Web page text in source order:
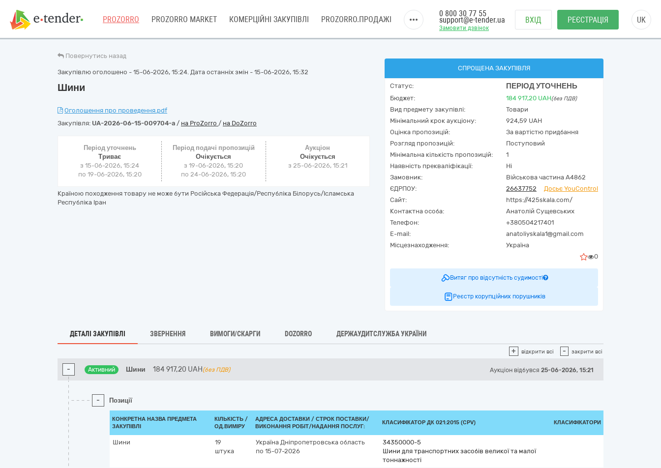
PROZORRO PROZORRO MARKET КОМЕРЦІЙНІ ЗАКУПІВЛІ PROZORRO.ПРОДАЖІ
Замовити дзвінок
0 800 30 77 55
support@e-tender.ua ВХІД РЕЄСТРАЦІЯ UK
Повернутись назад
Закупівлю оголошено - 15-06-2026, 15:24. Дата останніх змін - 15-06-2026, 15:32
Шини
Оголошення про проведення.pdf
Закупівля: UA-2026-06-15-009704-a / на ProZorro / на DoZorro
Період уточнень
Триває
з 15-06-2026, 15:24
по 19-06-2026, 15:20
Період подачі пропозицій
Очікується
з 19-06-2026, 15:20
по 24-06-2026, 15:20
Аукціон
Очікується
з 25-06-2026, 15:21
Країною походження товару не може бути Російська Федерація/Республіка Білорусь/Ісламська
Республіка Іран
СПРОЩЕНА ЗАКУПІВЛЯ
Статус: ПЕРІОД УТОЧНЕНЬ
Бюджет: 184 917,20 UAH(без ПДВ)
Вид предмету закупівлі:
Товари
Мінімальний крок аукціону:
924,59 UAH
Оцінка пропозицій:
За вартістю придбання
Розгляд пропозицій:
Поступовий
Мінімальна кількість пропозицій:
1
Наявність прекваліфікації:
Ні
Замовник:
Військова частина А4862
ЄДРПОУ:
26637752
Досьє YouControl
Сайт:
https://425skala.com/
Контактна особа:
Анатолій Сущевських
Телефон:
+380504217401
E-mail:
anatoliyskala1@gmail.com
Місцезнаходження:
Україна
0
Витяг про відсутність судимості
Реєстр корупційних порушників
ДЕТАЛІ ЗАКУПІВЛІ ЗВЕРНЕННЯ ВИМОГИ/СКАРГИ DOZORRO ДЕРЖАУДИТСЛУЖБА УКРАЇНИ
+ відкрити всі - закрити всі
- Активний Шини 184 917,20 UAH (без ПДВ) Аукціон відбувся 25-06-2026, 15:21
- Позиції
КОНКРЕТНА НАЗВА ПРЕДМЕТА
ЗАКУПІВЛІ
КІЛЬКІСТЬ /
ОД.ВИМІРУ
АДРЕСА ДОСТАВКИ / СТРОК ПОСТАВКИ/
ВИКОНАННЯ РОБІТ/НАДАННЯ ПОСЛУГ:
КЛАСИФІКАТОР ДК 021:2015 (CPV) КЛАСИФІКАТОРИ
Шини
19
штука
Україна Дніпропетровська область
по 15-07-2026
34350000-5
Шини для транспортних засобів великої та малої
тоннажності